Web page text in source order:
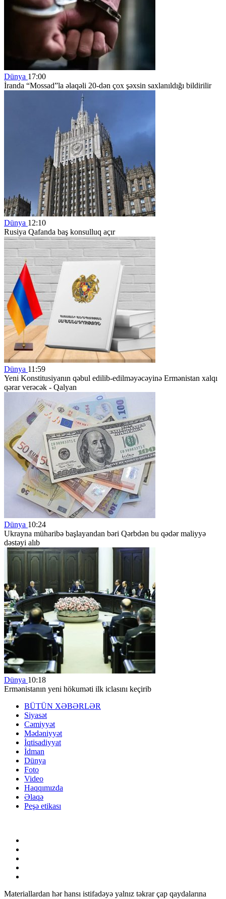
Dünya 17:00
İranda “Mossad”la əlaqəli 20-dən çox şəxsin saxlanıldığı bildirilir
Dünya 12:10
Rusiya Qafanda baş konsulluq açır
Dünya 11:59
Yeni Konstitusiyanın qəbul edilib-edilməyəcəyinə Ermənistan xalqı
qərar verəcək - Qalyan
Dünya 10:24
Ukrayna müharibə başlayandan bəri Qərbdən bu qədər maliyyə
dəstəyi alıb
Dünya 10:18
Ermənistanın yeni hökuməti ilk iclasını keçirib
BÜTÜN XƏBƏRLƏR
Siyasət
Cəmiyyət
Mədəniyyət
İqtisadiyyat
İdman
Dünya
Foto
Video
Haqqımızda
Əlaqə
Peşə etikası
Materiallardan hər hansı istifadəyə yalnız təkrar çap qaydalarına